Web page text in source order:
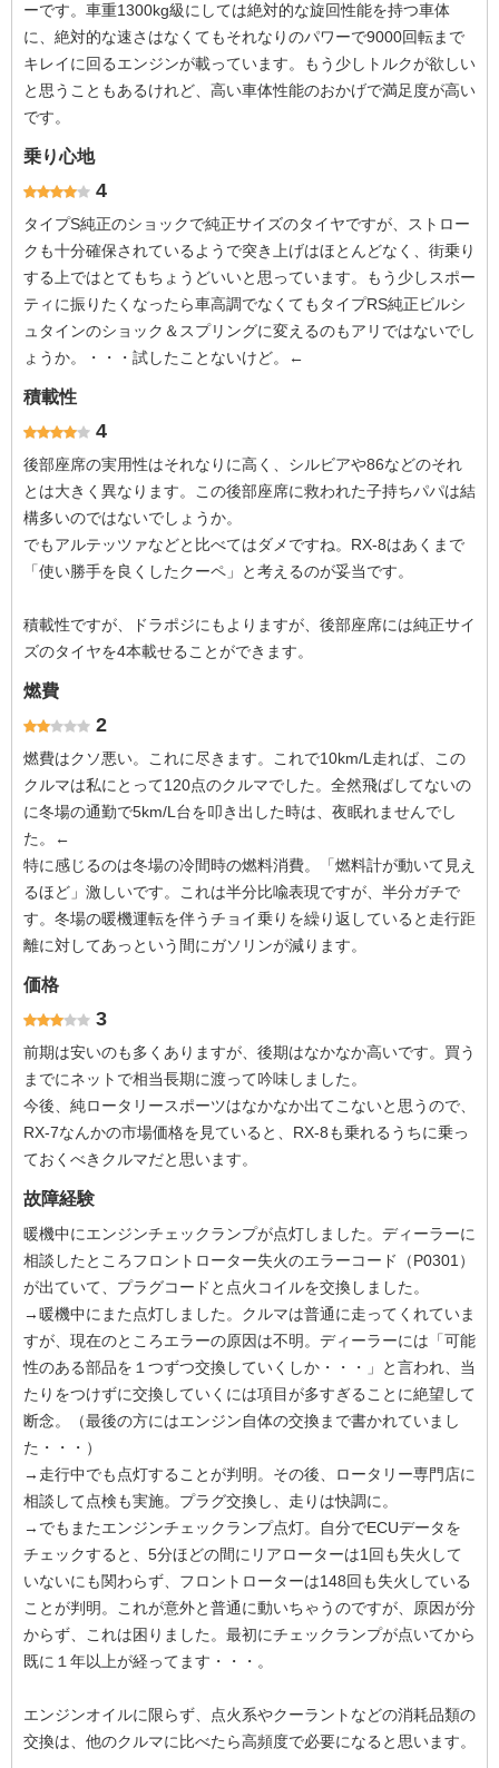
ーです。車重1300kg級にしては絶対的な旋回性能を持つ車体
に、絶対的な速さはなくてもそれなりのパワーで9000回転まで
キレイに回るエンジンが載っています。もう少しトルクが欲しい
と思うこともあるけれど、高い車体性能のおかげで満足度が高い
です。
乗り心地
4
タイプS純正のショックで純正サイズのタイヤですが、ストロー
クも十分確保されているようで突き上げはほとんどなく、街乗り
する上ではとてもちょうどいいと思っています。もう少しスポー
ティに振りたくなったら車高調でなくてもタイプRS純正ビルシ
ュタインのショック＆スプリングに変えるのもアリではないでし
ょうか。・・・試したことないけど。←
積載性
4
後部座席の実用性はそれなりに高く、シルビアや86などのそれ
とは大きく異なります。この後部座席に救われた子持ちパパは結
構多いのではないでしょうか。
でもアルテッツァなどと比べてはダメですね。RX-8はあくまで
「使い勝手を良くしたクーペ」と考えるのが妥当です。
積載性ですが、ドラポジにもよりますが、後部座席には純正サイ
ズのタイヤを4本載せることができます。
燃費
2
燃費はクソ悪い。これに尽きます。これで10km/L走れば、この
クルマは私にとって120点のクルマでした。全然飛ばしてないの
に冬場の通勤で5km/L台を叩き出した時は、夜眠れませんでし
た。←
特に感じるのは冬場の冷間時の燃料消費。「燃料計が動いて見え
るほど」激しいです。これは半分比喩表現ですが、半分ガチで
す。冬場の暖機運転を伴うチョイ乗りを繰り返していると走行距
離に対してあっという間にガソリンが減ります。
価格
3
前期は安いのも多くありますが、後期はなかなか高いです。買う
までにネットで相当長期に渡って吟味しました。
今後、純ロータリースポーツはなかなか出てこないと思うので、
RX-7なんかの市場価格を見ていると、RX-8も乗れるうちに乗っ
ておくべきクルマだと思います。
故障経験
暖機中にエンジンチェックランプが点灯しました。ディーラーに
相談したところフロントローター失火のエラーコード（P0301）
が出ていて、プラグコードと点火コイルを交換しました。
→暖機中にまた点灯しました。クルマは普通に走ってくれていま
すが、現在のところエラーの原因は不明。ディーラーには「可能
性のある部品を１つずつ交換していくしか・・・」と言われ、当
たりをつけずに交換していくには項目が多すぎることに絶望して
断念。（最後の方にはエンジン自体の交換まで書かれていまし
た・・・）
→走行中でも点灯することが判明。その後、ロータリー専門店に
相談して点検も実施。プラグ交換し、走りは快調に。
→でもまたエンジンチェックランプ点灯。自分でECUデータを
チェックすると、5分ほどの間にリアローターは1回も失火して
いないにも関わらず、フロントローターは148回も失火している
ことが判明。これが意外と普通に動いちゃうのですが、原因が分
からず、これは困りました。最初にチェックランプが点いてから
既に１年以上が経ってます・・・。
エンジンオイルに限らず、点火系やクーラントなどの消耗品類の
交換は、他のクルマに比べたら高頻度で必要になると思います。